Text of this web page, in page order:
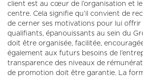
client est au cœur de l’organisation et
centre. Cela signifie qu’il convient de
de cerner ses motivations pour lui offrir
qualifiants, épanouissants au sein du
doit être organisée, facilitée,
également aux futurs besoins de
transparence des niveaux de
de promotion doit être garantie. La